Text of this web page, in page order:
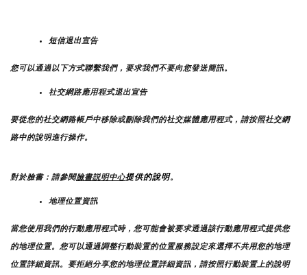
短信退出宣告
您可以通過以下方式聯繫我們，要求我們不要向您發送簡訊。
社交網路應用程式退出宣告
要從您的社交網路帳戶中移除或刪除我們的社交媒體應用程式，請按照社交網
路中的說明進行操作。
對於臉書：請參閱臉書説明中心提供的說明。
地理位置資訊
當您使用我們的行動應用程式時，您可能會被要求透過該行動應用程式提供您
的地理位置。您可以通過調整行動裝置的位置服務設定來選擇不共用您的地理
位置詳細資訊。要拒絕分享您的地理位置詳細資訊，請按照行動裝置上的說明